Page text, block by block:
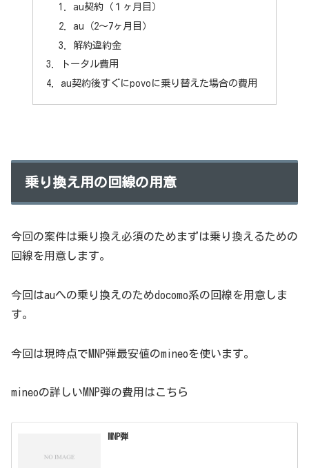
au契約（１ヶ月目）
au（2～7ヶ月目）
解約違約金
トータル費用
au契約後すぐにpovoに乗り替えた場合の費用
乗り換え用の回線の用意
今回の案件は乗り換え必須のためまずは乗り換えるための
回線を用意します。
今回はauへの乗り換えのためdocomo系の回線を用意しま
す。
今回は現時点でMNP弾最安値のmineoを使います。
mineoの詳しいMNP弾の費用はこちら
MNP弾